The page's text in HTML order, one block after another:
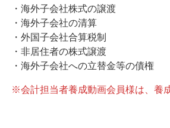
・海外子会社株式の譲渡
・海外子会社の清算
・外国子会社合算税制
・非居住者の株式譲渡
・海外子会社への立替金等の債権
※会計担当者養成動画会員様は、養